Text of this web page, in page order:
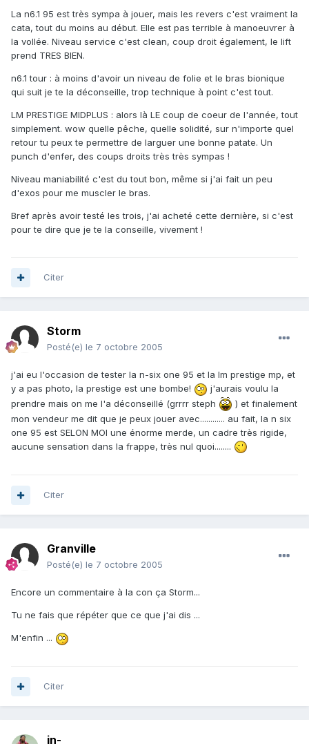
La n6.1 95 est très sympa à jouer, mais les revers c'est vraiment la
cata, tout du moins au début. Elle est pas terrible à manoeuvrer à
la vollée. Niveau service c'est clean, coup droit également, le lift
prend TRES BIEN.
n6.1 tour : à moins d'avoir un niveau de folie et le bras bionique
qui suit je te la déconseille, trop technique à point c'est tout.
LM PRESTIGE MIDPLUS : alors là LE coup de coeur de l'année, tout
simplement. wow quelle pêche, quelle solidité, sur n'importe quel
retour tu peux te permettre de larguer une bonne patate. Un
punch d'enfer, des coups droits très très sympas !
Niveau maniabilité c'est du tout bon, même si j'ai fait un peu
d'exos pour me muscler le bras.
Bref après avoir testé les trois, j'ai acheté cette dernière, si c'est
pour te dire que je te la conseille, vivement !
Citer
Storm
Posté(e) le 7 octobre 2005
j'ai eu l'occasion de tester la n-six one 95 et la lm prestige mp, et
y a pas photo, la prestige est une bombe!
j'aurais voulu la
prendre mais on me l'a déconseillé (grrrr steph
) et finalement
mon vendeur me dit que je peux jouer avec............ au fait, la n six
one 95 est SELON MOI une énorme merde, un cadre très rigide,
aucune sensation dans la frappe, très nul quoi........
Citer
Granville
Posté(e) le 7 octobre 2005
Encore un commentaire à la con ça Storm...
Tu ne fais que répéter que ce que j'ai dis ...
M'enfin ...
Citer
in-